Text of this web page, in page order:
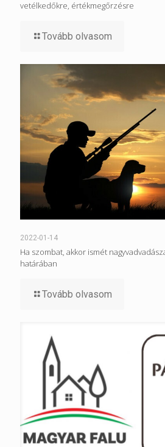
vetélkedőkre, értékmegőrzésre
Tovább olvasom
2022-01-14
Ha szombat, akkor ismét
határában
Tovább olvasom